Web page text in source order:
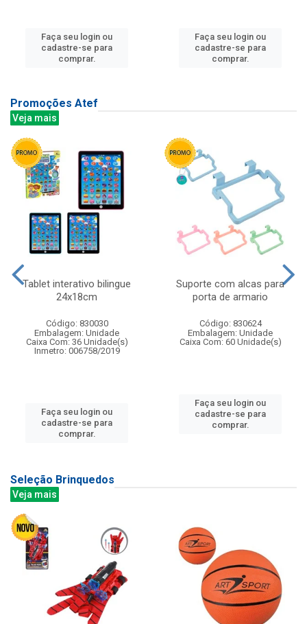
Faça seu login ou
cadastre-se para
comprar.
Faça seu login ou
cadastre-se para
comprar.
Promoções Atef
Veja mais
Tablet interativo bilingue
24x18cm
Código: 830030
Embalagem: Unidade
Caixa Com: 36 Unidade(s)
Inmetro: 006758/2019
Faça seu login ou
cadastre-se para
comprar.
Suporte com alcas para
porta de armario
Código: 830624
Embalagem: Unidade
Caixa Com: 60 Unidade(s)
Faça seu login ou
cadastre-se para
comprar.
Seleção Brinquedos
Veja mais